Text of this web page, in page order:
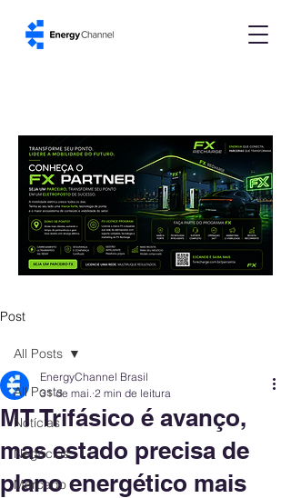
Post
All Posts
Notícias
Negócios
Mercado
All Posts
MT Trifásico é avanço,
mas estado precisa de
plano energético mais
EnergyChannel Brasil
31 de mai. 2 min de leitura